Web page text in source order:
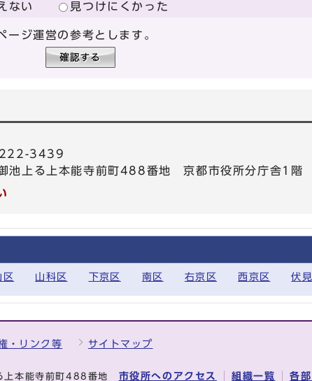
ない 見つけにくかった
ジ運営の参考とします。
3439
上る上本能寺前町488番地 京都市役所分庁舎1階
区 山科区 下京区 南区 右京区 西京区 伏
・リンク等 サイトマップ
上本能寺前町488番地 市役所へのアクセス 組織一覧 各